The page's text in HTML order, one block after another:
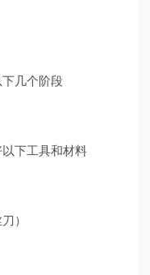
几个阶段
下工具和材料
）